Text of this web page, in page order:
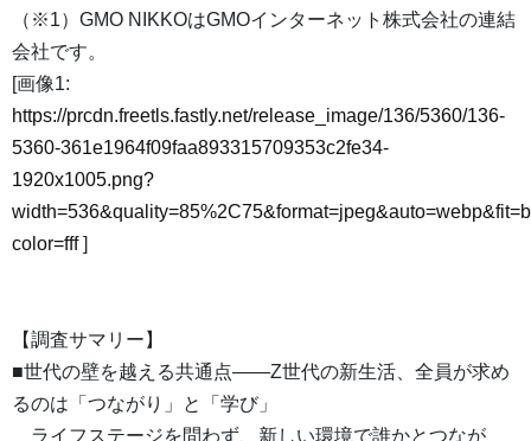
（※1）GMO NIKKOはGMOインターネット株式会社の連結
会社です。
[画像1:
https://prcdn.freetls.fastly.net/release_image/136/5360/136-
5360-361e1964f09faa893315709353c2fe34-
1920x1005.png?
color=fff]
【調査サマリー】
■世代の壁を越える共通点――Z世代の新生活、全員が求め
るのは「つながり」と「学び」
ライフステージを問わず、新しい環境で誰かとつなが